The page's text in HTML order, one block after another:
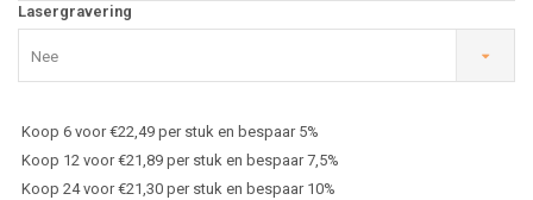
Lasergravering
Nee
Koop 6 voor €22,49 per stuk en bespaar 5%
Koop 12 voor €21,89 per stuk en bespaar 7,5%
Koop 24 voor €21,30 per stuk en bespaar 10%